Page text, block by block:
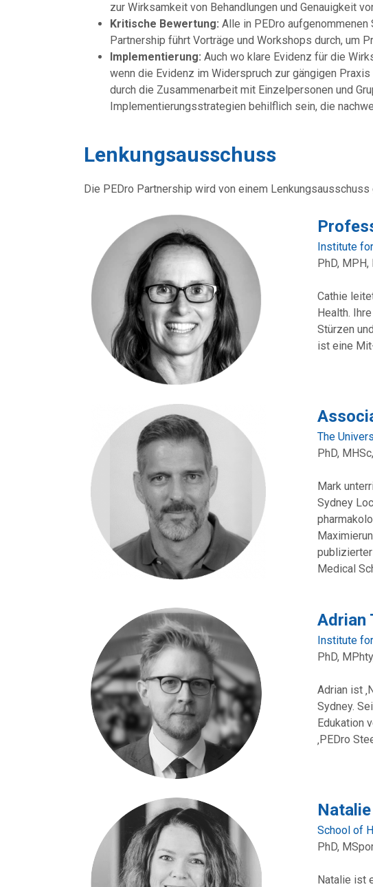
zur Wirksamkeit von Behandlungen und Genauigkeit
Kritische Bewertung: Alle in PEDro
Partnership führt Vorträge und Workshops durch, um
Implementierung: Auch wo klare Evidenz für die
wenn die Evidenz im Widerspruch zur gängigen
durch die Zusammenarbeit mit Einzelpersonen und
Implementierungsstrategien behilflich sein, die
Lenkungsausschuss
Die PEDro Partnership wird von einem Lenkungsausschuss
Institute
PhD, MPH,
Cathie
Health.
Stürzen
ist eine
The
PhD,
Mark
Sydney
Medical
Adrian
Institute
PhD,
Adrian ist
Sydney.
Edukation
‚PEDro
School of
PhD,
Natalie ist